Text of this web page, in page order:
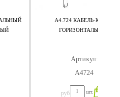
А4.724 КАБЕЛЬ-КАНАЛ
ГОРИЗОНТАЛЬНЫЙ
Артикул:
А4724
руб шт.